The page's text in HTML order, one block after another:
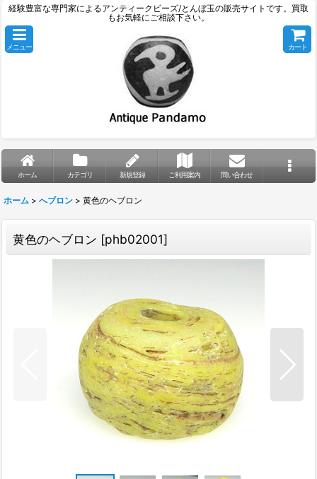
経験豊富な専門家によるアンティークビーズ/とんぼ玉の販売サイトです。買取
もお気軽にご相談下さい。
メニュー カート
ホーム カテゴリ 新規登録 ご利用案内 問い合わせ
ホーム > へブロン > 黄色のヘブロン
黄色のヘブロン [phb02001]